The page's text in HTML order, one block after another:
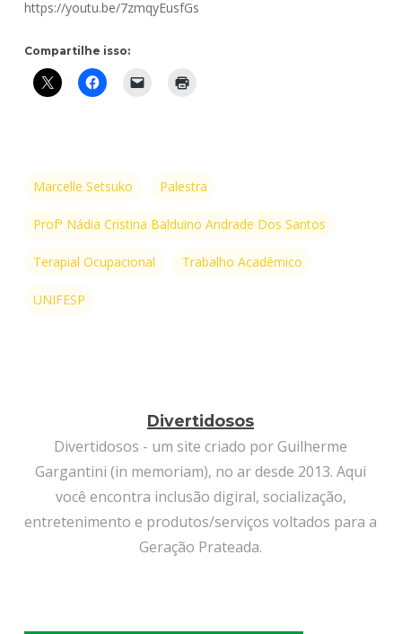
https://youtu.be/7zmqyEusfGs
Compartilhe isso:
Marcelle Setsuko Palestra
Profª Nádia Cristina Balduino Andrade Dos Santos
Terapial Ocupacional Trabalho Acadêmico
UNIFESP
Divertidosos
Divertidosos - um site criado por Guilherme
Gargantini (in memoriam), no ar desde 2013. Aqui
você encontra inclusão digiral, socialização,
entretenimento e produtos/serviços voltados para a
Geração Prateada.